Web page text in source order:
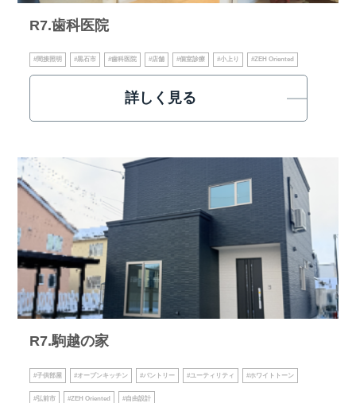
R7.歯科医院
#間接照明 #黒石市 #歯科医院 #店舗 #個室診療 #小上り #ZEH Oriented
詳しく見る
R7.駒越の家
#子供部屋 #オープンキッチン #パントリー #ユーティリティ #ホワイトトーン
#弘前市 #ZEH Oriented #自由設計